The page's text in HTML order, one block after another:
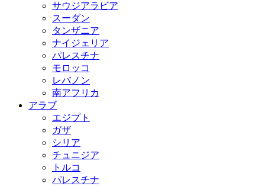
サウジアラビア
スーダン
タンザニア
ナイジェリア
パレスチナ
モロッコ
レバノン
南アフリカ
アラブ
エジプト
ガザ
シリア
チュニジア
トルコ
パレスチナ